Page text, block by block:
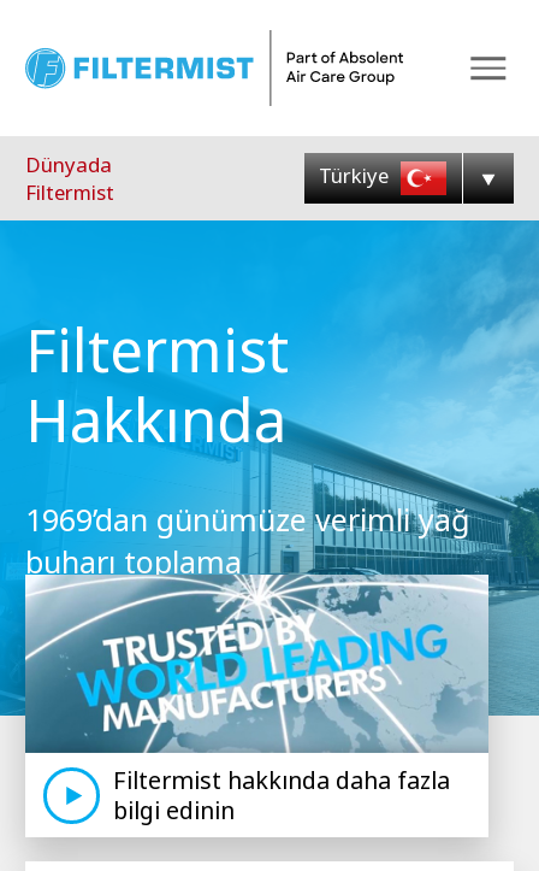
Dünyada
Filtermist
Türkiye
Filtermist
Hakkında
1969’dan günümüze verimli yağ
buharı toplama
Filtermist hakkında daha fazla
bilgi edinin